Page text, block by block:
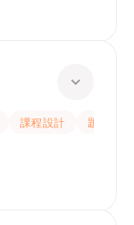
課程設計
題目講解